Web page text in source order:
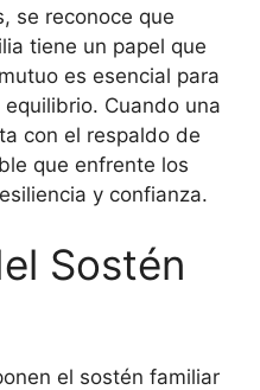
se reconoce que
tiene un papel que
es esencial para
Cuando una
con el respaldo de
que enfrente los
y confianza.
Sostén
el sostén familiar